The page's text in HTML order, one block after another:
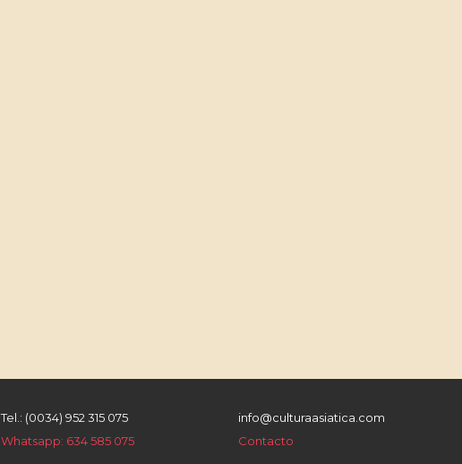
Tel.: (0034) 952 315 075
Whatsapp: 634 585 075
info@culturaasiatica.com
Contacto